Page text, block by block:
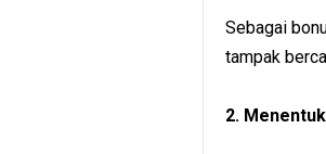
Sebagai
tampak
2.